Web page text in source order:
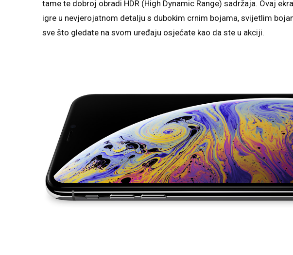
tame te dobroj obradi HDR (High Dynamic Range) sadržaja. Ovaj
igre u nevjerojatnom detalju s dubokim crnim bojama, svijetlim
sve što gledate na svom uređaju osjećate kao da ste u akciji.